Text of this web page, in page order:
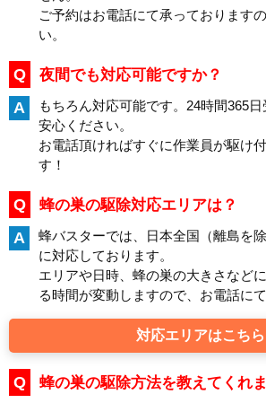
ご予約はお電話にて承っております
い。
Q 夜間でも対応可能ですか？
A
もちろん対応可能です。24時間365
安心ください。
お電話頂ければすぐに作業員が駆け
す！
Q 蜂の巣の駆除対応エリアは？
A
蜂バスターでは、日本全国（離島を
に対応しております。
エリアや日時、蜂の巣の大きさなど
る時間が変動しますので、お電話に
対応エリアはこちら
Q 蜂の巣の駆除方法を教えてくれ